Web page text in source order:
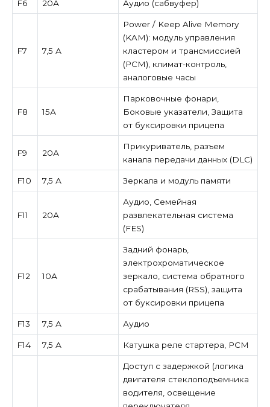
F6 20А Аудио (сабвуфер)
F7 7,5 А
Power / Keep Alive Memory
(KAM): модуль управления
кластером и трансмиссией
(PCM), климат-контроль,
аналоговые часы
F8 15А
Парковочные фонари,
Боковые указатели, Защита
от буксировки прицепа
F9 20А
Прикуриватель, разъем
канала передачи данных (DLC)
F10 7,5 А Зеркала и модуль памяти
F11 20А
Аудио, Семейная
развлекательная система
(FES)
F12 10А
Задний фонарь,
электрохроматическое
зеркало, система обратного
срабатывания (RSS), защита
от буксировки прицепа
F13 7,5 А Аудио
F14 7,5 А Катушка реле стартера, PCM
Доступ с задержкой (логика
двигателя стеклоподъемника
водителя, освещение